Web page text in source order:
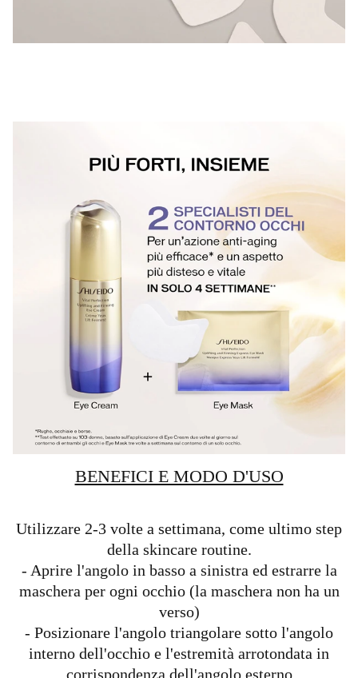
BENEFICI E MODO D'USO
Utilizzare 2-3 volte a settimana, come ultimo step
della skincare routine.
- Aprire l'angolo in basso a sinistra ed estrarre la
maschera per ogni occhio (la maschera non ha un
verso)
- Posizionare l'angolo triangolare sotto l'angolo
interno dell'occhio e l'estremità arrotondata in
corrispondenza dell'angolo esterno